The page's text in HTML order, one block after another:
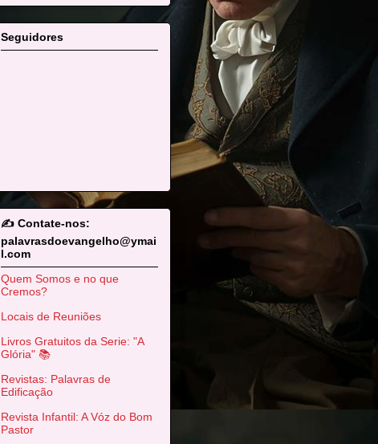
Seguidores
✍️ Contate-nos:
palavrasdoevangelho@ymai
l.com
Quem Somos e no que
Cremos?
Locais de Reuniões
Livros Gratuitos da Serie: "A
Glória" 📚
Revistas: Palavras de
Edificação
Revista Infantil: A Vóz do Bom
Pastor